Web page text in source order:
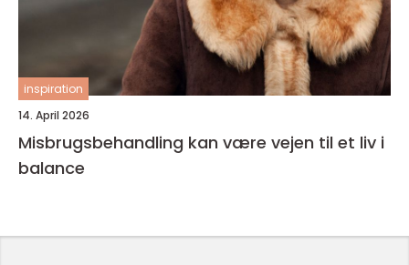
inspiration
14. April 2026
Misbrugsbehandling kan være vejen til et liv i
balance